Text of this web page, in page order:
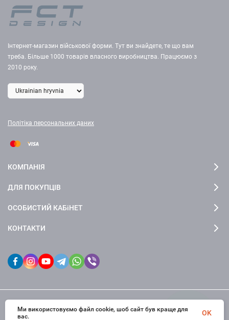
Інтернет-магазин військової форми. Тут ви знайдете, те що вам
треба. Більше 1000 товарів власного виробництва. Працюємо з
2010 року.
Політіка персональних даних
КОМПАНІЯ
ДЛЯ ПОКУПЦІВ
ОСОБИСТИЙ КАБіНЕТ
КОНТАКТИ
© 2026 fctdesign. Всі права захищені
Ми використовуємо файл cookie, шоб сайт був краще для
вас.
OK